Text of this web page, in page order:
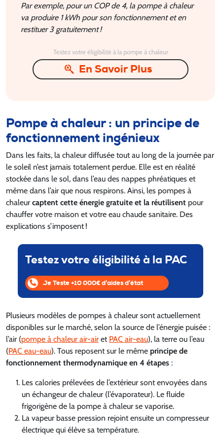
Par exemple, pour un COP de 4, la pompe à chaleur
va produire 1 kWh pour son fonctionnement et en
restituer 3 gratuitement !
Testez votre éligibilité à la pompe à chaleur
En Savoir Plus
Pompe à chaleur : un principe de
fonctionnement ingénieux
Dans les faits, la chaleur diffusée tout au long de la journée par
le soleil n’est jamais totalement perdue. Elle est en réalité
stockée dans le sol, dans l’eau des nappes phréatiques et
même dans l’air que nous respirons. Ainsi, les pompes à
chaleur captent cette énergie gratuite et la réutilisent pour
chauffer votre maison et votre eau chaude sanitaire. Des
explications s’imposent !
Testez votre éligibilité à la PAC
Je Teste +10 000€ d'aides d'état
Plusieurs modèles de pompes à chaleur sont actuellement
disponibles sur le marché, selon la source de l’énergie puisée :
l’air (pompe à chaleur air-air et PAC air-eau), la terre ou l’eau
(PAC eau-eau). Tous reposent sur le même principe de
fonctionnement thermodynamique en 4 étapes :
Les calories prélevées de l’extérieur sont envoyées dans
un échangeur de chaleur (l’évaporateur). Le fluide
frigorigène de la pompe à chaleur se vaporise.
La vapeur basse pression rejoint ensuite un compresseur
électrique qui élève sa température.